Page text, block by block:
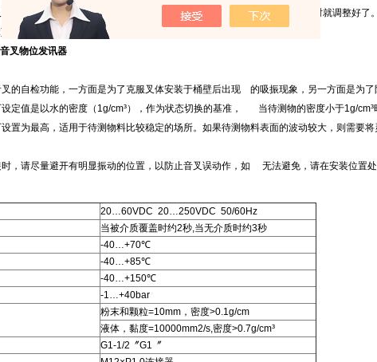
放入物料中两个灯同时亮(NO端和COM端接通,NC端和COM端断开)；这时就调整好了
叉物位发讯器
的自检功能，一方面是为了克服叉体安装于桶壁后出现 的吸振现象，另一方面是为了
定值是以水的密度（1g/cm³），作为状态切换的基准， 当待测物的密度小于1g/cm³
置为最高，适用于待测物料比较稳定的场所。如果待测物料表面的波动较大，则需要
，请尽量避开有明显振动的位置，以防止音叉误动作，如 无法避免，请在安装位置处
20…60VDC 20…250VDC 50/60Hz
当被介质覆盖时约2秒,当无介质时约3秒
-40…+70℃
-40…+85℃
-40…+150℃
-1…+40bar
粉末和颗粒=10mm，密度>0.1g/cm
液体，黏度=10000mm2/s,密度>0.7g/cm³
G1-1/2〞G1〞